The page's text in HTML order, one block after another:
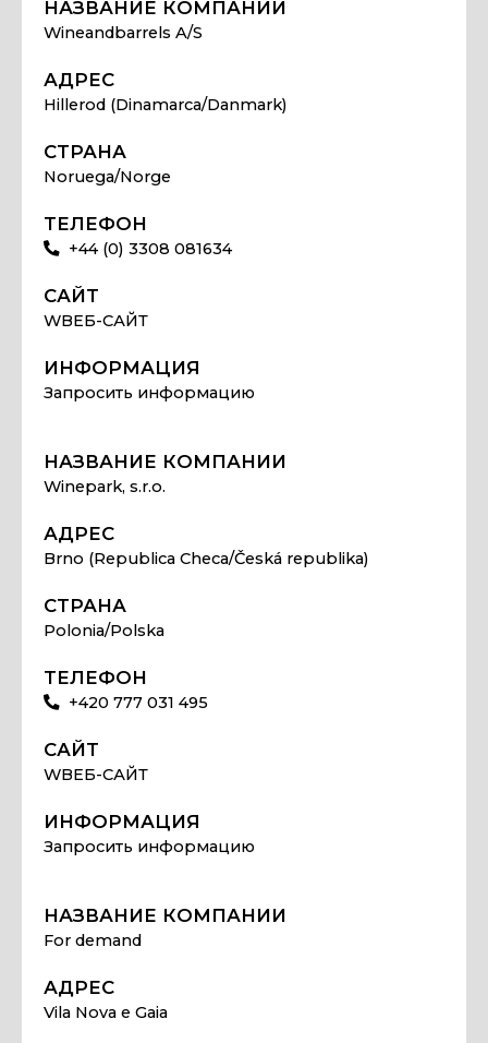
НАЗВАНИЕ КОМПАНИИ
Wineandbarrels A/S
АДРЕС
Hillerod (Dinamarca/Danmark)
СТРАНА
Noruega/Norge
ТЕЛЕФОН
+44 (0) 3308 081634
САЙТ
WВЕБ-САЙТ
ИНФОРМАЦИЯ
Запросить информацию
НАЗВАНИЕ КОМПАНИИ
Winepark, s.r.o.
АДРЕС
Brno (Republica Checa/Česká republika)
СТРАНА
Polonia/Polska
ТЕЛЕФОН
+420 777 031 495
САЙТ
WВЕБ-САЙТ
ИНФОРМАЦИЯ
Запросить информацию
НАЗВАНИЕ КОМПАНИИ
For demand
АДРЕС
Vila Nova e Gaia